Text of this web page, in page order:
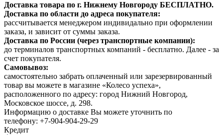
Доставка товара по г. Нижнему Новгороду БЕСПЛАТНО.
Доставка по области до адреса покупателя:
рассчитывается менеджером индивидально при оформлении
заказа, и зависит от суммы заказа.
Доставка по России (через транспортные компании):
до терминалов транспортных компаний - бесплатно. Далее - за
счет покупателя.
Самовывоз:
самостоятельно забрать оплаченный или зарезервированный
товар вы можете в магазине «Колесо успеха»,
расположенного по адресу: город Нижний Новгород,
Московское шоссе, д. 298.
Информацию о доставке Вы можете уточнить по
телефону: +7-904-904-29-29
Кредит